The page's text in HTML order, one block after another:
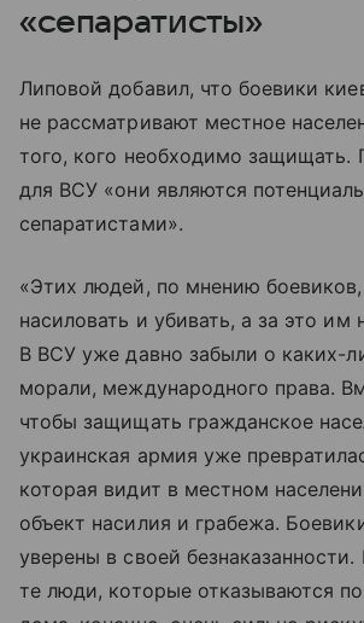
«сепаратисты»
Липовой добавил, что боевики
не рассматривают местное
того, кого необходимо защищать.
для ВСУ «они являются
сепаратистами».
«Этих людей, по мнению
насиловать и убивать, а за это им
В ВСУ уже давно забыли о каких-
морали, международного права.
чтобы защищать гражданское
украинская армия уже
которая видит в местном
объект насилия и грабежа.
уверены в своей
те люди, которые отказываются